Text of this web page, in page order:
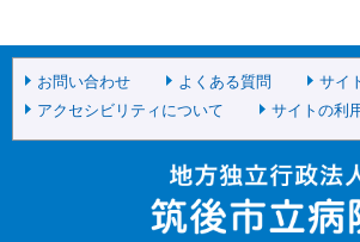
お問い合わせ よくある質問
サイ
アクセシビリティについて
サイトの利